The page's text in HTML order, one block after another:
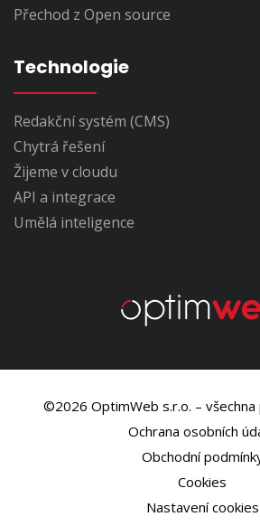
Přechod z Open source
Technologie
Redakční systém (CMS)
Chytrá řešení
Žijeme v cloudu
API a integrace
Umělá inteligence
©2026 OptimWeb s.r.o. – všechna
Ochrana osobních
Obchodní
Cookies
Nastavení cookies